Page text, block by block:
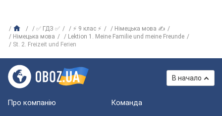
✅ ГДЗ ✅ ⚡ 9 клас ⚡
Німецька мова ✍
Німецька мова
Lektion 1. Meine Familie und meine Freunde
St. 2. Freizeit und Ferien
В начало
Про компанію Команда